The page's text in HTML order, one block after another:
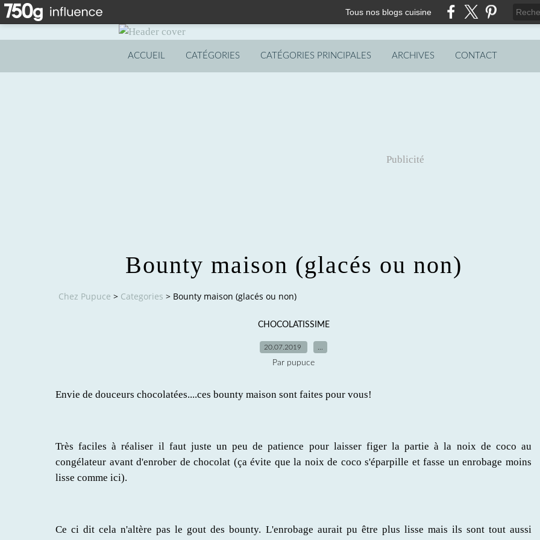
Tous nos blogs cuisine
ACCUEIL CATÉGORIES CATÉGORIES PRINCIPALES ARCHIVES CONTACT
Publicité
Bounty maison (glacés ou non)
Chez Pupuce > Categories > Bounty maison (glacés ou non)
CHOCOLATISSIME
20.07.2019
Par pupuce
Envie de douceurs chocolatées....ces bounty maison sont faites pour vous!
Très faciles à réaliser il faut juste un peu de patience pour laisser figer la partie à la noix de coco au
congélateur avant d'enrober de chocolat (ça évite que la noix de coco s'éparpille et fasse un enrobage moins
lisse comme ici).
Ce ci dit cela n'altère pas le gout des bounty. L'enrobage aurait pu être plus lisse mais ils sont tout aussi